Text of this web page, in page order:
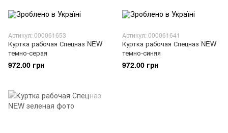
Артикул: 000061653
Куртка рабочая Спецназ NEW
темно-серая
972.00 грн
Артикул: 000061641
Куртка рабочая Спецназ NEW
темно-синяя
972.00 грн